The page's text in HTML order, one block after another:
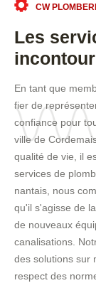
CW
Les
En tant que
fier de
confiance pour
ville de
qualité de vie, il
services de
nantais, nous
qu'il s'agisse de
de nouveaux
canalisations.
des solutions sur
respect des